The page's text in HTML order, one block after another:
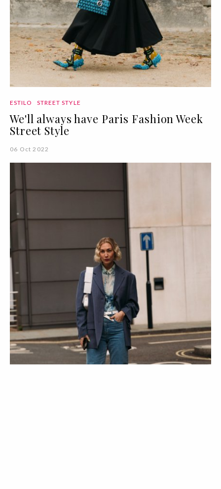
ESTILO STREET STYLE
We'll always have Paris Fashion Week
Street Style
06 Oct 2022